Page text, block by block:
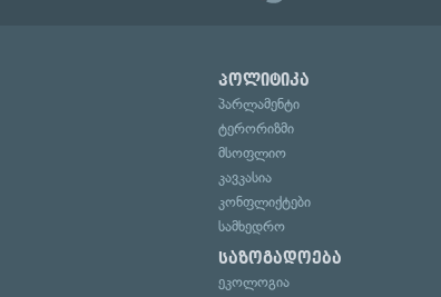
პოლიტიკა
პარლამენტი
ტერორიზმი
მსოფლიო
კავკასია
კონფლიქტები
სამხედრო
საზოგადოება
ეკოლოგია